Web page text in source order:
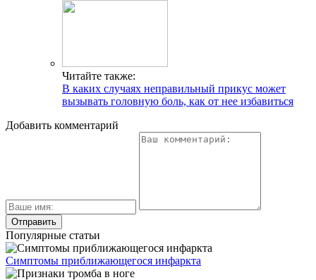
Читайте также:
В каких случаях неправильный прикус может
вызывать головную боль, как от нее избавиться
Добавить комментарий
Популярные статьи
Симптомы приближающегося инфаркта